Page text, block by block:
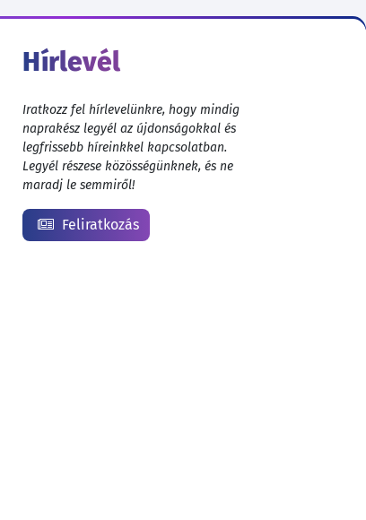
Hírlevél
Iratkozz fel hírlevelünkre, hogy mindig
naprakész legyél az újdonságokkal és
legfrissebb híreinkkel kapcsolatban.
Legyél részese közösségünknek, és ne
maradj le semmiről!
Feliratkozás